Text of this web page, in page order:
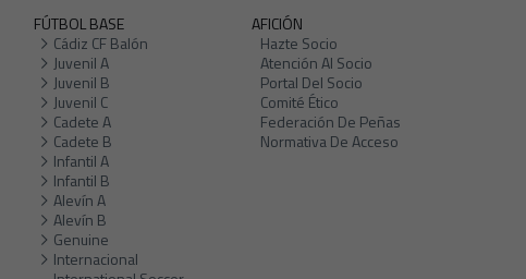
FÚTBOL BASE
Cádiz CF Balón
Juvenil A
Juvenil B
Juvenil C
Cadete A
Cadete B
Infantil A
Infantil B
Alevín A
Alevín B
Genuine
Internacional
AFICIÓN
Hazte Socio
Atención Al Socio
Portal Del Socio
Comité Ético
Federación De Peñas
Normativa De Acceso